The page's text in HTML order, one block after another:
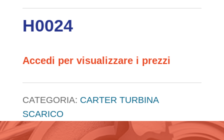
H0024
Accedi per visualizzare i prezzi
CATEGORIA: CARTER TURBINA
SCARICO